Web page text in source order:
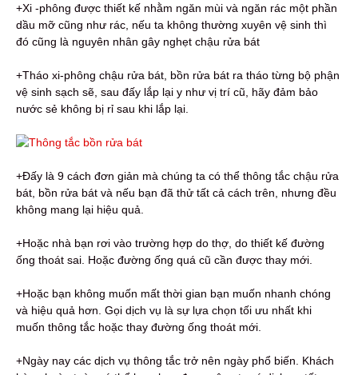
+Xi -phông được thiết kế nhằm ngăn mùi và ngăn rác một phần
dầu mỡ cũng như rác, nếu ta không thường xuyên vệ sinh thì
đó cũng là nguyên nhân gây nghẹt chậu rửa bát
+Tháo xi-phông chậu rửa bát, bồn rửa bát ra tháo từng bộ phận
vệ sinh sạch sẽ, sau đấy lắp lại y như vị trí cũ, hãy đảm bảo
nước sẻ không bị rỉ sau khi lắp lại.
+Đấy là 9 cách đơn giản mà chúng ta có thể thông tắc chậu rửa
bát, bồn rửa bát và nếu bạn đã thử tất cả cách trên, nhưng đều
không mang lại hiệu quả.
+Hoặc nhà bạn rơi vào trường hợp do thợ, do thiết kế đường
ống thoát sai. Hoặc đường ống quá cũ cần được thay mới.
+Hoặc bạn không muốn mất thời gian bạn muốn nhanh chóng
và hiệu quả hơn. Gọi dịch vụ là sự lựa chọn tối ưu nhất khi
muốn thông tắc hoặc thay đường ống thoát mới.
+Ngày nay các dịch vụ thông tắc trở nên ngày phổ biến. Khách